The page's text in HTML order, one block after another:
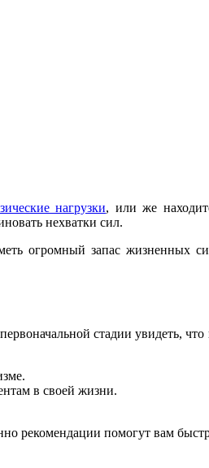
нагрузки, или же
нехватки сил.
огромный запас жизненных
стадии увидеть,
в своей жизни.
рекомендации помогут вам